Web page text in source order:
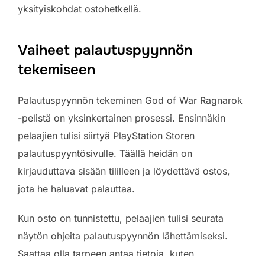
yksityiskohdat ostohetkellä.
Vaiheet palautuspyynnön
tekemiseen
Palautuspyynnön tekeminen God of War Ragnarok
-pelistä on yksinkertainen prosessi. Ensinnäkin
pelaajien tulisi siirtyä PlayStation Storen
palautuspyyntösivulle. Täällä heidän on
kirjauduttava sisään tililleen ja löydettävä ostos,
jota he haluavat palauttaa.
Kun osto on tunnistettu, pelaajien tulisi seurata
näytön ohjeita palautuspyynnön lähettämiseksi.